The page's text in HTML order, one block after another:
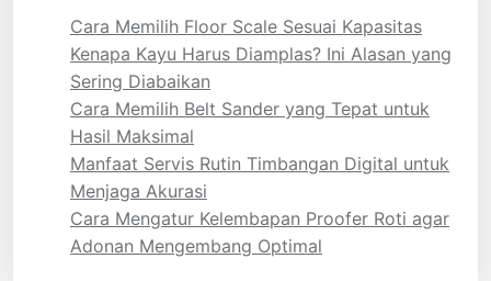
Cara Memilih Floor Scale Sesuai Kapasitas
Kenapa Kayu Harus Diamplas? Ini Alasan yang
Sering Diabaikan
Cara Memilih Belt Sander yang Tepat untuk
Hasil Maksimal
Manfaat Servis Rutin Timbangan Digital untuk
Menjaga Akurasi
Cara Mengatur Kelembapan Proofer Roti agar
Adonan Mengembang Optimal